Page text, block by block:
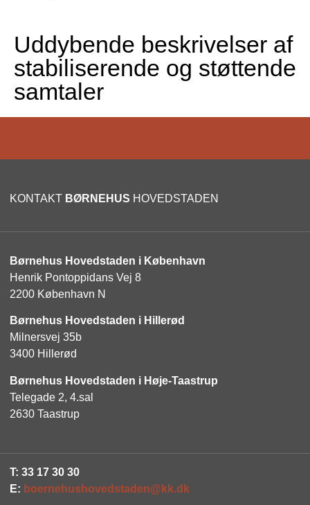
Uddybende beskrivelser af
stabiliserende og støttende
samtaler
KONTAKT BØRNEHUS HOVEDSTADEN
Børnehus Hovedstaden i København
Henrik Pontoppidans Vej 8
2200 København N
Børnehus Hovedstaden i Hillerød
Milnersvej 35b
3400 Hillerød
Børnehus Hovedstaden i Høje-Taastrup
Telegade 2, 4.sal
2630 Taastrup
T: 33 17 30 30
E: boernehushovedstaden@kk.dk